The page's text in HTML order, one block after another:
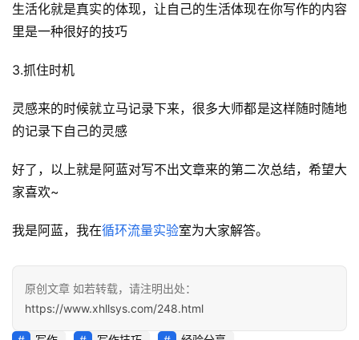
专
区
生活化就是真实的体现，让自己的生活体现在你写作的内容
里是一种很好的技巧
3.抓住时机
灵感来的时候就立马记录下来，很多大师都是这样随时随地
的记录下自己的灵感
好了，以上就是阿蓝对写不出文章来的第二次总结，希望大
家喜欢~
我是阿蓝，我在循环流量实验室为大家解答。
原创文章 如若转载，请注明出处：
https://www.xhllsys.com/248.html